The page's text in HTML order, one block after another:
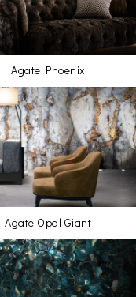
Agate Phoenix
Agate Opal Giant